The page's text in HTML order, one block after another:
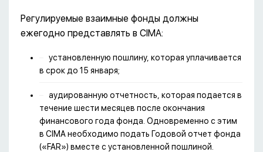
Регулируемые взаимные фонды должны
ежегодно представлять в CIMA:
установленную пошлину, которая уплачивается
в срок до 15 января;
аудированную отчетность, которая подается в
течение шести месяцев после окончания
финансового года фонда. Одновременно с этим
в CIMA необходимо подать Годовой отчет фонда
(«FAR») вместе с установленной пошлиной.